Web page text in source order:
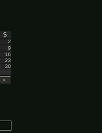
S
2
9
16
23
30